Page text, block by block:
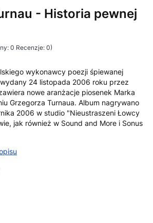
- Historia pewnej
0 Recenzje: 0)
wykonawcy poezji śpiewanej
24 listopada 2006 roku przez
nowe aranżacje piosenek Marka
Grzegorza Turnaua. Album nagrywano
2006 w studio "Nieustraszeni Łowcy
jak również w Sound and More i Sonus